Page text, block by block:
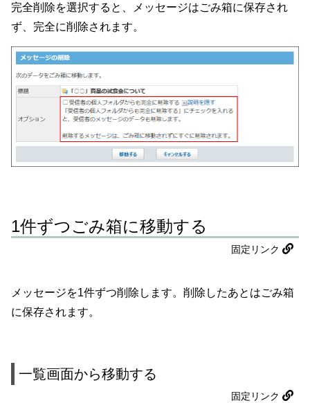
完全削除を選択すると、メッセージはごみ箱に保存され
ず、完全に削除されます。
1件ずつごみ箱に移動する
固定リンク
メッセージを1件ずつ削除します。削除したあとはごみ箱
に保存されます。
一覧画面から移動する
固定リンク